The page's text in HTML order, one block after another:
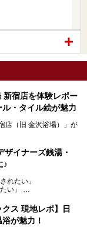
新宿店を体験レポー
ル・タイル絵が魅力
店（旧 金沢浴場）」が
そのまま、昔からここ
でくれる人にも愛され
りました。洞窟のよ
トも併せて紹介しま
入浴料が銭湯価格の5
ザイナーズ銭湯・
♪
れたい」
い」
です。
ズ銭湯」や「ネオ銭
クス 現地レポ】日
が魅力！